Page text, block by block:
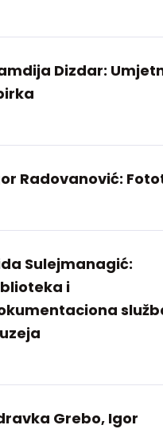
Dizdar:
Radovanović:
Sulejmanagić:
i
Grebo, Igor